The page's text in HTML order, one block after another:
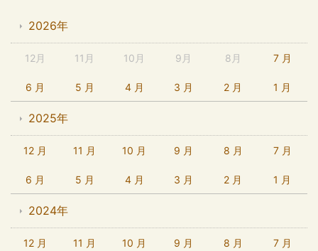
2026年
12月 11月 10月 9月 8月 7 月
6 月 5 月 4 月 3 月 2 月 1 月
2025年
12 月 11 月 10 月 9 月 8 月 7 月
6 月 5 月 4 月 3 月 2 月 1 月
2024年
12 月 11 月 10 月 9 月 8 月 7 月